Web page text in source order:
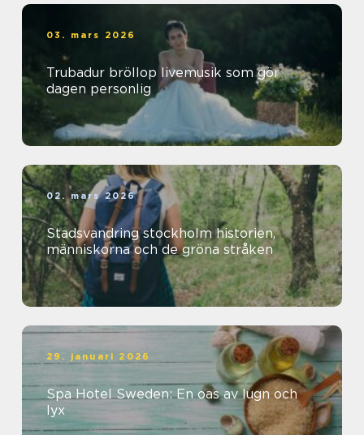
03. mars 2026
Trubadur bröllop livemusik som gör
dagen personlig
02. mars 2026
Stadsvandring stockholm historien,
människorna och de gröna stråken
29. januari 2026
Spa Hotel Sweden: En oas av lugn och
lyx